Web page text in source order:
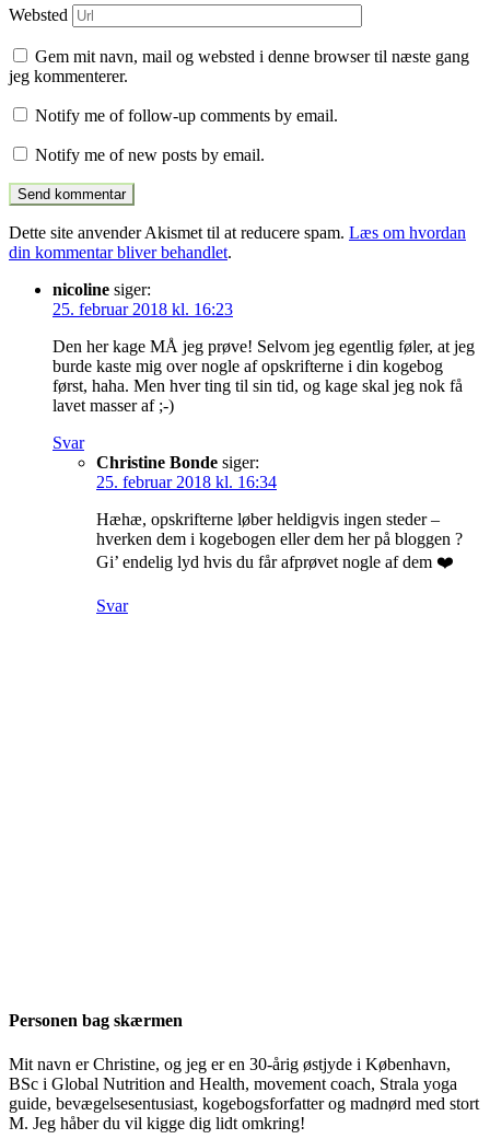
Websted
Gem mit navn, mail og websted i denne browser til næste gang
jeg kommenterer.
Notify me of follow-up comments by email.
Notify me of new posts by email.
Dette site anvender Akismet til at reducere spam. Læs om hvordan
din kommentar bliver behandlet.
nicoline siger:
25. februar 2018 kl. 16:23
Den her kage MÅ jeg prøve! Selvom jeg egentlig føler, at jeg
burde kaste mig over nogle af opskrifterne i din kogebog
først, haha. Men hver ting til sin tid, og kage skal jeg nok få
lavet masser af ;-)
Svar
Christine Bonde siger:
25. februar 2018 kl. 16:34
Hæhæ, opskrifterne løber heldigvis ingen steder –
hverken dem i kogebogen eller dem her på bloggen ?
Gi’ endelig lyd hvis du får afprøvet nogle af dem ❤️
Svar
Personen bag skærmen
Mit navn er Christine, og jeg er en 30-årig østjyde i København,
BSc i Global Nutrition and Health, movement coach, Strala yoga
guide, bevægelsesentusiast, kogebogsforfatter og madnørd med stort
M. Jeg håber du vil kigge dig lidt omkring!